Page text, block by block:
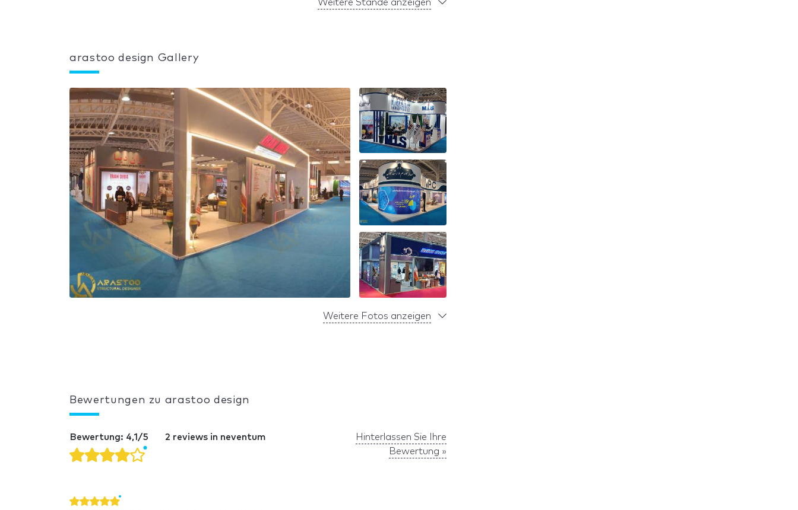
Weitere Stände anzeigen
arastoo design Gallery
Weitere Fotos anzeigen
Bewertungen zu arastoo design
Bewertung: 4,1/5 2 reviews in neventum
Hinterlassen Sie Ihre
Bewertung »